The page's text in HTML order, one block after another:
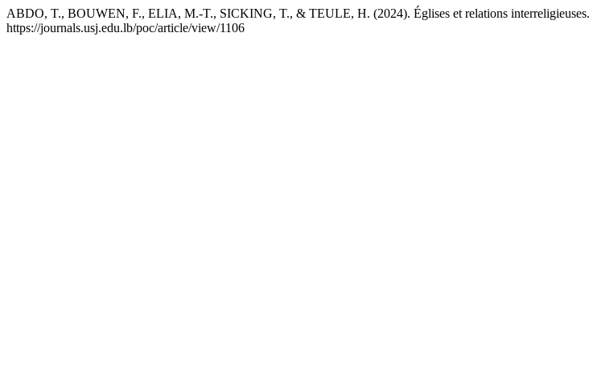
ABDO, T., BOUWEN, F., ELIA, M.-T., SICKING, T., & TEULE, H. (2024). Églises et relations interreligieuses.
https://journals.usj.edu.lb/poc/article/view/1106